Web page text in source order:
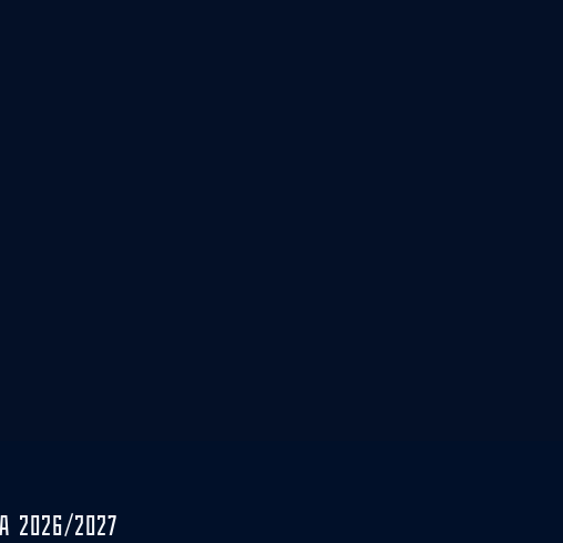
2026/2027